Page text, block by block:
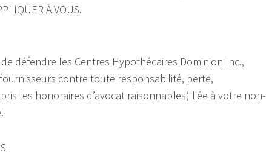
À VOUS.
défendre les Centres Hypothécaires Dominion Inc.,
contre toute responsabilité, perte,
les honoraires d’avocat raisonnables) liée à votre non-